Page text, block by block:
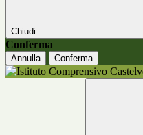
Chiudi
Conferma
Annulla Conferma